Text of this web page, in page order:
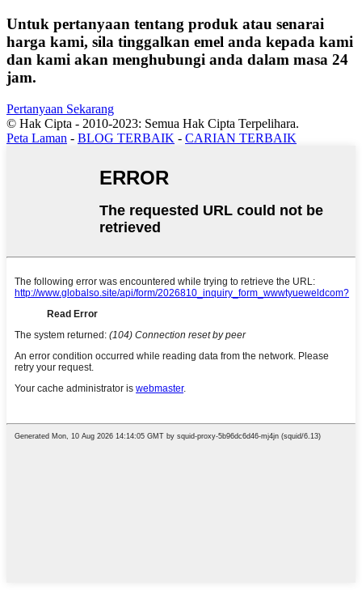
Untuk pertanyaan tentang produk atau senarai
harga kami, sila tinggalkan emel anda kepada kami
dan kami akan menghubungi anda dalam masa 24
jam.
Pertanyaan Sekarang
© Hak Cipta - 2010-2023: Semua Hak Cipta Terpelihara.
Peta Laman - BLOG TERBAIK - CARIAN TERBAIK